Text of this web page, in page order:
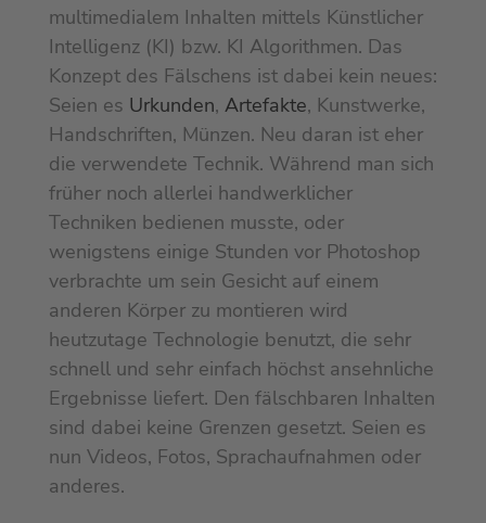
multimedialem Inhalten mittels Künstlicher
Intelligenz (KI) bzw. KI Algorithmen. Das
Konzept des Fälschens ist dabei kein neues:
Seien es Urkunden, Artefakte, Kunstwerke,
Handschriften, Münzen. Neu daran ist eher
die verwendete Technik. Während man sich
früher noch allerlei handwerklicher
Techniken bedienen musste, oder
wenigstens einige Stunden vor Photoshop
verbrachte um sein Gesicht auf einem
anderen Körper zu montieren wird
heutzutage Technologie benutzt, die sehr
schnell und sehr einfach höchst ansehnliche
Ergebnisse liefert. Den fälschbaren Inhalten
sind dabei keine Grenzen gesetzt. Seien es
nun Videos, Fotos, Sprachaufnahmen oder
anderes.